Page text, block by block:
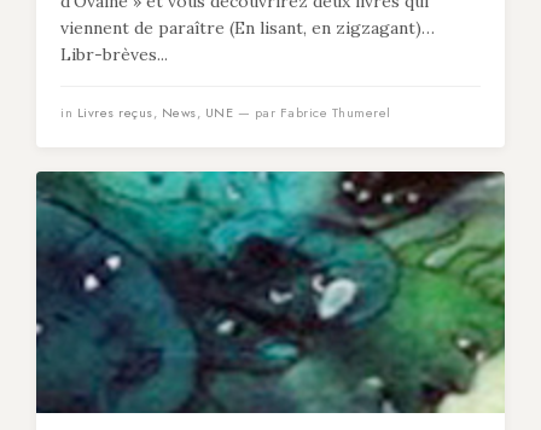
viennent de paraître (En lisant, en zigzagant)…
Libr-brèves...
in Livres reçus, News, UNE — par Fabrice Thumerel